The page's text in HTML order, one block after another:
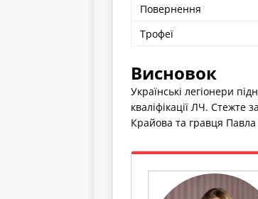
Повернення
Трофеї
Висновок
Українські легіонери
кваліфікації ЛЧ. Стежте
Крайова та гравця Павла